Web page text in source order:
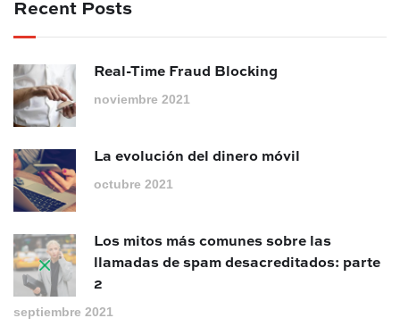
Recent Posts
Real-Time Fraud Blocking
noviembre 2021
La evolución del dinero móvil
octubre 2021
Los mitos más comunes sobre las
llamadas de spam desacreditados: parte
2
septiembre 2021